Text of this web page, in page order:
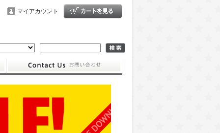
マイアカウント